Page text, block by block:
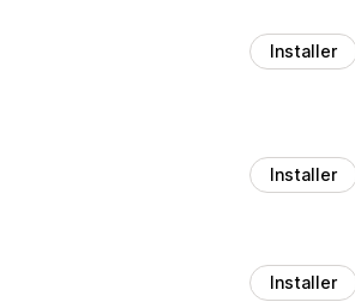
Installer
Installer
Installer